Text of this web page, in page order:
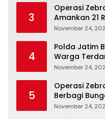
3
Operasi
Amankan 21
November 24,
4
Polda Jatim
Warga
November 24,
5
Operasi
Berbagi
Tertib Lalin
November 24,